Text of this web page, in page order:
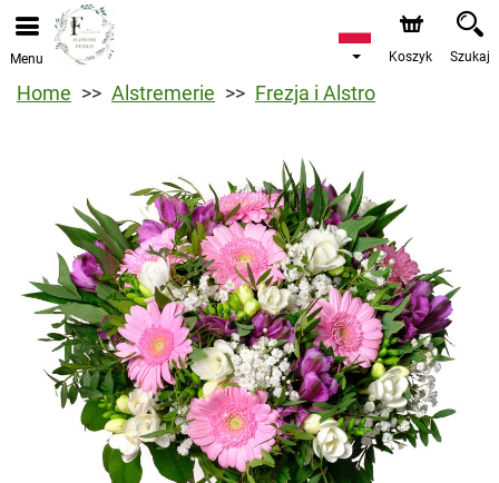
Menu Koszyk Szukaj
Home Alstremerie Frezja i Alstro